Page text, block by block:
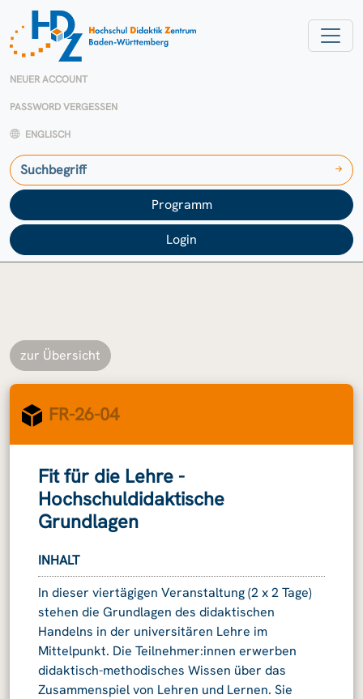
NEUER ACCOUNT
PASSWORD VERGESSEN
ENGLISCH
Programm
Login
zur Übersicht
FR-26-04
Fit für die Lehre -
Hochschuldidaktische
Grundlagen
INHALT
In dieser viertägigen Veranstaltung (2 x 2 Tage)
stehen die Grundlagen des didaktischen
Handelns in der universitären Lehre im
Mittelpunkt. Die Teilnehmer:innen erwerben
didaktisch-methodisches Wissen über das
Zusammenspiel von Lehren und Lernen. Sie